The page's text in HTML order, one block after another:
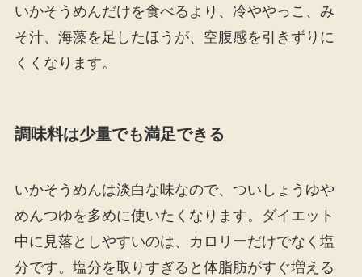
いかそうめんだけを食べるより、冷ややっこ、み
そ汁、海藻を足したほうが、空腹感を引きずりに
くくなります。
調味料は少量でも満足できる
いかそうめんは淡白な味なので、ついしょうゆや
めんつゆを多めに使いたくなります。ダイエット
中に見落としやすいのは、カロリーだけでなく塩
分です。塩分を取りすぎると体脂肪がすぐ増える